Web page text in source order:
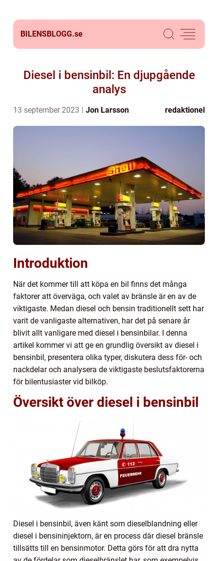
BILENSBLOGG.se
Diesel i bensinbil: En djupgående
analys
13 september 2023 Jon Larsson redaktionel
Introduktion
När det kommer till att köpa en bil finns det många
faktorer att överväga, och valet av bränsle är en av de
viktigaste. Medan diesel och bensin traditionellt sett har
varit de vanligaste alternativen, har det på senare år
blivit allt vanligare med diesel i bensinbilar. I denna
artikel kommer vi att ge en grundlig översikt av diesel i
bensinbil, presentera olika typer, diskutera dess för- och
nackdelar och analysera de viktigaste beslutsfaktorerna
för bilentusiaster vid bilköp.
Översikt över diesel i bensinbil
Diesel i bensinbil, även känt som dieselblandning eller
diesel i bensininjektorn, är en process där diesel bränsle
tillsätts till en bensinmotor. Detta görs för att dra nytta